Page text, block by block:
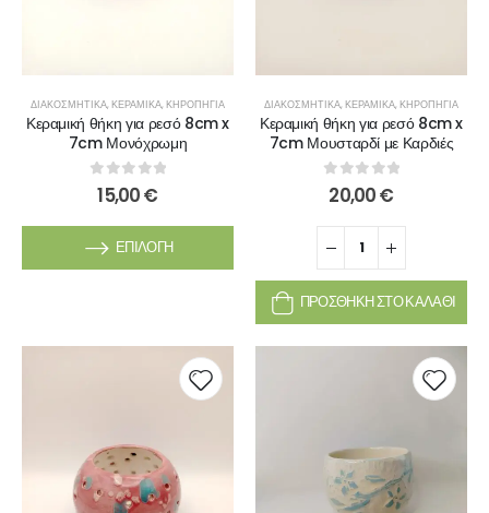
ΔΙΑΚΟΣΜΗΤΙΚΆ,ΚΕΡΑΜΙΚΆ,ΚΗΡΟΠΉΓΙΑ
Κεραμική θήκη για ρεσό 8cm x
7cm Μονόχρωμη
0out of 5
15,00€
ΕΠΙΛΟΓΉ
ΔΙΑΚΟΣΜΗΤΙΚΆ,ΚΕΡΑΜΙΚΆ,ΚΗΡΟΠΉΓΙΑ
Κεραμική θήκη για ρεσό 8cm x
7cm Μουσταρδί με Καρδιές
0out of 5
20,00€
ΠΡΟΣΘΉΚΗ ΣΤΟ ΚΑΛΆΘΙ